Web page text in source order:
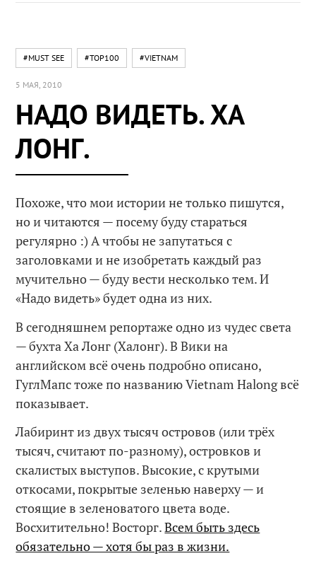
#MUST SEE #TOP100 #VIETNAM
5 МАЯ, 2010
НАДО ВИДЕТЬ. ХА
ЛОНГ.
Похоже, что мои истории не только пишутся,
но и читаются — посему буду стараться
регулярно :) А чтобы не запутаться с
заголовками и не изобретать каждый раз
мучительно — буду вести несколько тем. И
«Надо видеть» будет одна из них.
В сегодняшнем репортаже одно из чудес света
— бухта Ха Лонг (Халонг). В Вики на
английском всё очень подробно описано,
ГуглМапс тоже по названию Vietnam Halong всё
показывает.
Лабиринт из двух тысяч островов (или трёх
тысяч, считают по-разному), островков и
скалистых выступов. Высокие, с крутыми
откосами, покрытые зеленью наверху — и
стоящие в зеленоватого цвета воде.
Восхитительно! Восторг.Всем быть здесь
обязательно — хотя бы раз в жизни.